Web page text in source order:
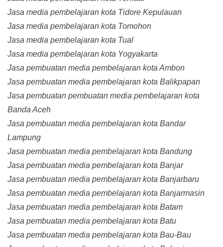
Jasa media pembelajaran kota Tidore Kepulauan
Jasa media pembelajaran kota Tomohon
Jasa media pembelajaran kota Tual
Jasa media pembelajaran kota Yogyakarta
Jasa pembuatan media pembelajaran kota Ambon
Jasa pembuatan media pembelajaran kota Balikpapan
Jasa pembuatan pembuatan media pembelajaran kota
Banda Aceh
Jasa pembuatan media pembelajaran kota Bandar
Lampung
Jasa pembuatan media pembelajaran kota Bandung
Jasa pembuatan media pembelajaran kota Banjar
Jasa pembuatan media pembelajaran kota Banjarbaru
Jasa pembuatan media pembelajaran kota Banjarmasin
Jasa pembuatan media pembelajaran kota Batam
Jasa pembuatan media pembelajaran kota Batu
Jasa pembuatan media pembelajaran kota Bau-Bau